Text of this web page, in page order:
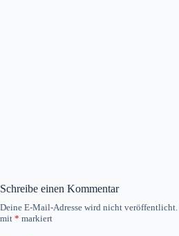
Schreibe einen Kommentar
Deine E-Mail-Adresse wird nicht veröffentlicht.
mit * markiert